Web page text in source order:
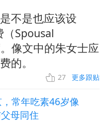
不是也应该设
（Spousal
像文中的朱女士应
的。
27 更多跟贴
常年吃素46岁像
母同住